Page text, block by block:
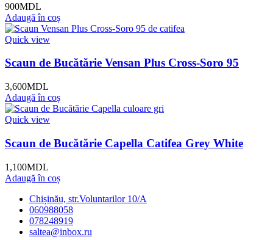
900MDL
Adaugă în coș
Quick view
Scaun de Bucătărie Vensan Plus Cross-Soro 95
3,600MDL
Adaugă în coș
Quick view
Scaun de Bucătărie Capella Catifea Grey White
1,100MDL
Adaugă în coș
Chișinău, str.Voluntarilor 10/A
060988058
078248919
saltea@inbox.ru